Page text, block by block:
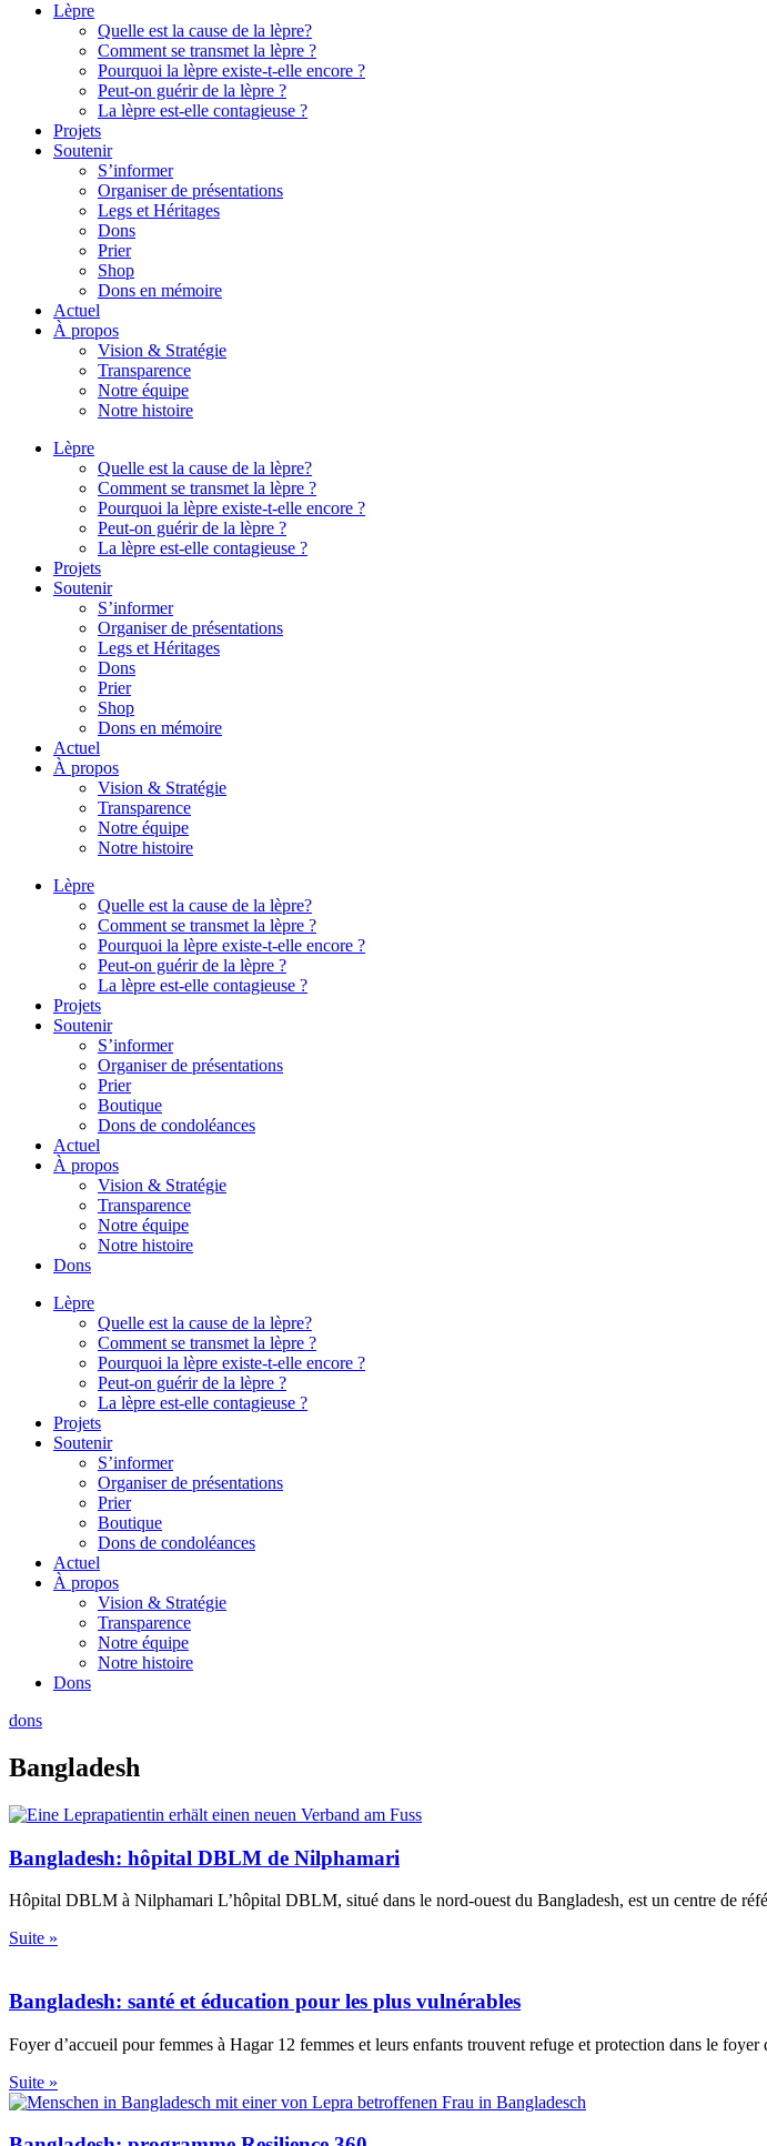
Lèpre
Quelle est la cause de la lèpre?
Comment se transmet la lèpre ?
Pourquoi la lèpre existe-t-elle encore ?
Peut-on guérir de la lèpre ?
La lèpre est-elle contagieuse ?
Projets
Soutenir
S’informer
Organiser de présentations
Legs et Héritages
Dons
Prier
Shop
Dons en mémoire
Actuel
À propos
Vision & Stratégie
Transparence
Notre équipe
Notre histoire
Lèpre
Quelle est la cause de la lèpre?
Comment se transmet la lèpre ?
Pourquoi la lèpre existe-t-elle encore ?
Peut-on guérir de la lèpre ?
La lèpre est-elle contagieuse ?
Projets
Soutenir
S’informer
Organiser de présentations
Legs et Héritages
Dons
Prier
Shop
Dons en mémoire
Actuel
À propos
Vision & Stratégie
Transparence
Notre équipe
Notre histoire
Lèpre
Quelle est la cause de la lèpre?
Comment se transmet la lèpre ?
Pourquoi la lèpre existe-t-elle encore ?
Peut-on guérir de la lèpre ?
La lèpre est-elle contagieuse ?
Projets
Soutenir
S’informer
Organiser de présentations
Prier
Boutique
Dons de condoléances
Actuel
À propos
Vision & Stratégie
Transparence
Notre équipe
Notre histoire
Dons
Lèpre
Quelle est la cause de la lèpre?
Comment se transmet la lèpre ?
Pourquoi la lèpre existe-t-elle encore ?
Peut-on guérir de la lèpre ?
La lèpre est-elle contagieuse ?
Projets
Soutenir
S’informer
Organiser de présentations
Prier
Boutique
Dons de condoléances
Actuel
À propos
Vision & Stratégie
Transparence
Notre équipe
Notre histoire
Dons
dons
Bangladesh
Bangladesh: hôpital DBLM de Nilphamari
Hôpital DBLM à Nilphamari L’hôpital DBLM, situé dans le nord-ouest du Bangladesh, est un centre de
Suite »
Bangladesh: santé et éducation pour les plus vulnérables
Foyer d’accueil pour femmes à Hagar 12 femmes et leurs enfants trouvent refuge et protection dans le
Suite »